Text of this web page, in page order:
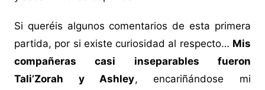
Si queréis algunos comentarios de esta primera
partida, por si existe curiosidad al respecto… Mis
compañeras casi inseparables fueron
Tali’Zorah y Ashley, encariñándose mi